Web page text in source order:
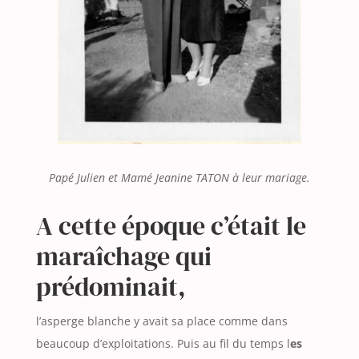
Papé Julien et Mamé Jeanine TATON à leur mariage.
A cette époque c’était le
maraîchage qui
prédominait,
l’asperge blanche y avait sa place comme dans
beaucoup d’exploitations. Puis au fil du temps les